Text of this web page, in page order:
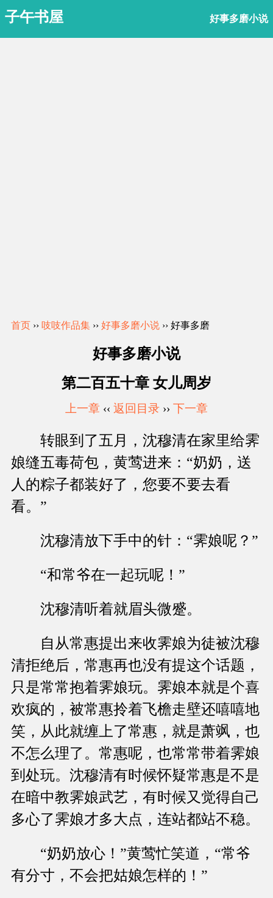
子午书屋 好事多磨小说
首页 ›› 吱吱作品集 ›› 好事多磨小说 ›› 好事多磨
好事多磨小说
第二百五十章 女儿周岁
上一章 ‹‹ 返回目录 ›› 下一章
转眼到了五月，沈穆清在家里给霁
娘缝五毒荷包，黄莺进来：“奶奶，送
人的粽子都装好了，您要不要去看
看。”
沈穆清放下手中的针：“霁娘呢？”
“和常爷在一起玩呢！”
沈穆清听着就眉头微蹙。
自从常惠提出来收霁娘为徒被沈穆
清拒绝后，常惠再也没有提这个话题，
只是常常抱着霁娘玩。霁娘本就是个喜
欢疯的，被常惠拎着飞檐走壁还嘻嘻地
笑，从此就缠上了常惠，就是萧飒，也
不怎么理了。常惠呢，也常常带着霁娘
到处玩。沈穆清有时候怀疑常惠是不是
在暗中教霁娘武艺，有时候又觉得自己
多心了霁娘才多大点，连站都站不稳。
“奶奶放心！”黄莺忙笑道，“常爷
有分寸，不会把姑娘怎样的！”